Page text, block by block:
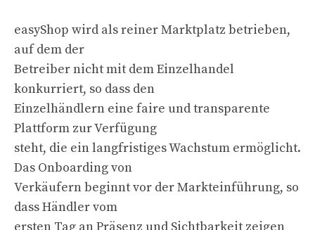
easyShop wird als reiner Marktplatz betrieben,
auf dem der
Betreiber nicht mit dem Einzelhandel
konkurriert, so dass den
Einzelhändlern eine faire und transparente
Plattform zur Verfügung
steht, die ein langfristiges Wachstum ermöglicht.
Das Onboarding von
Verkäufern beginnt vor der Markteinführung, so
dass Händler vom
ersten Tag an Präsenz und Sichtbarkeit zeigen